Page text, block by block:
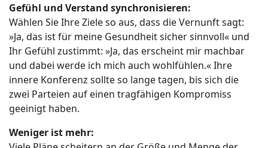
Gefühl und Verstand synchronisieren:
Wählen Sie IhreZiele so aus, dass die Vernunft sagt:
»Ja, das ist für meine Gesundheit sicher sinnvoll« und
Ihr Gefühl zustimmt: »Ja, das erscheint mir machbar
und dabei werde ich mich auch wohlfühlen.« Ihre
innere Konferenz sollte so lange tagen, bis sich die
zwei Parteien auf einen tragfähigen Kompromiss
geeinigt haben.
Weniger ist mehr: